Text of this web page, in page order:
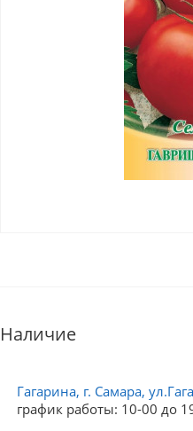
Наличие
Гагарина, г. Самара,
график работы: 10-00 до